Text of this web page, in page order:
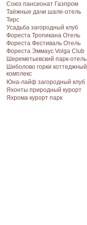
Союз пансионат Газпром
Таёжные дачи шале-отель
Тирс
Усадьба загородный клуб
Фореста Тропикана Отель
Фореста Фестиваль Отель
Фореста Эммаус Volga Club
Шереметьевский парк-отель
Шиболово горки коттеджный
комплекс
Юна-лайф загородный клуб
Яхонты природный курорт
Яхрома курорт парк